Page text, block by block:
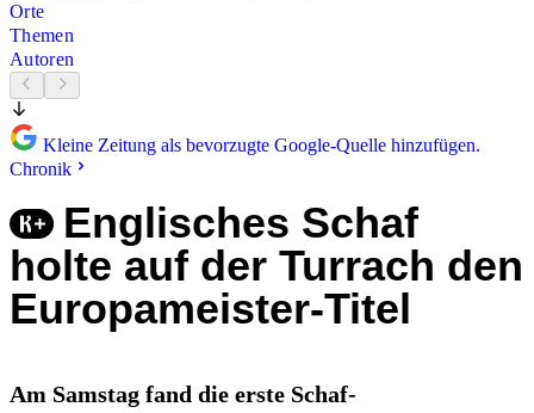
Orte
Themen
Autoren
Kleine Zeitung als bevorzugte Google-Quelle hinzufügen.
Chronik
Englisches Schaf
holte auf der Turrach den
Europameister-Titel
Am Samstag fand die erste Schaf-